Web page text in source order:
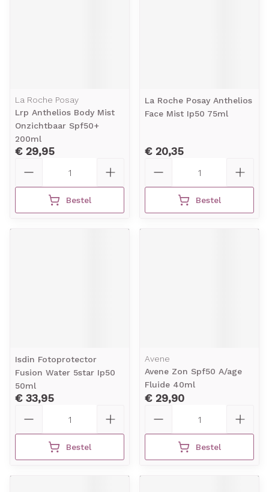
La Roche Posay
Lrp Anthelios Body Mist
Onzichtbaar Spf50+
200ml
€ 29,95
Bestel
La Roche Posay Anthelios
Face Mist Ip50 75ml
€ 20,35
Bestel
Isdin Fotoprotector
Fusion Water 5star Ip50
50ml
€ 33,95
Bestel
Avene
Avene Zon Spf50 A/age
Fluide 40ml
€ 29,90
Bestel